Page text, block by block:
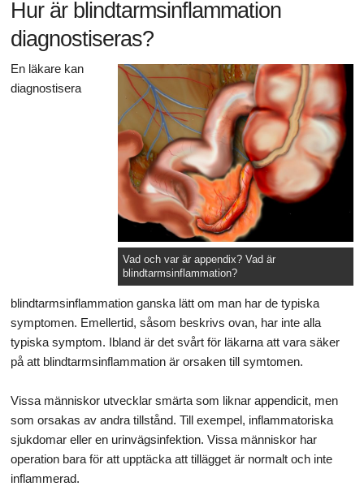
Hur är blindtarmsinflammation
diagnostiseras?
Vad och var är appendix? Vad är
blindtarmsinflammation?
En läkare kan
diagnostisera
blindtarmsinflammation ganska lätt om man har de typiska
symptomen. Emellertid, såsom beskrivs ovan, har inte alla
typiska symptom. Ibland är det svårt för läkarna att vara säker
på att blindtarmsinflammation är orsaken till symtomen.
Vissa människor utvecklar smärta som liknar appendicit, men
som orsakas av andra tillstånd. Till exempel, inflammatoriska
sjukdomar eller en urinvägsinfektion. Vissa människor har
operation bara för att upptäcka att tillägget är normalt och inte
inflammerad.